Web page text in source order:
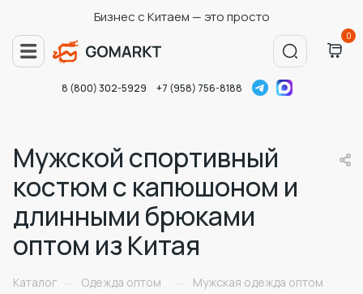
Бизнес с Китаем — это просто
0
8 (800) 302-5929 +7 (958) 756-8188
Мужской спортивный
костюм с капюшоном и
длинными брюками
оптом из Китая
Каталог — Одежда оптом —
Мужская одежда оптом